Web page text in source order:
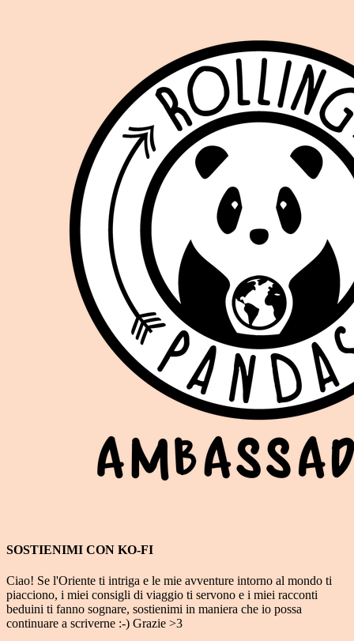
SOSTIENIMI CON KO-FI
Ciao! Se l'Oriente ti intriga e le mie avventure intorno al mondo ti
piacciono, i miei consigli di viaggio ti servono e i miei racconti
beduini ti fanno sognare, sostienimi in maniera che io possa
continuare a scriverne :-) Grazie >3